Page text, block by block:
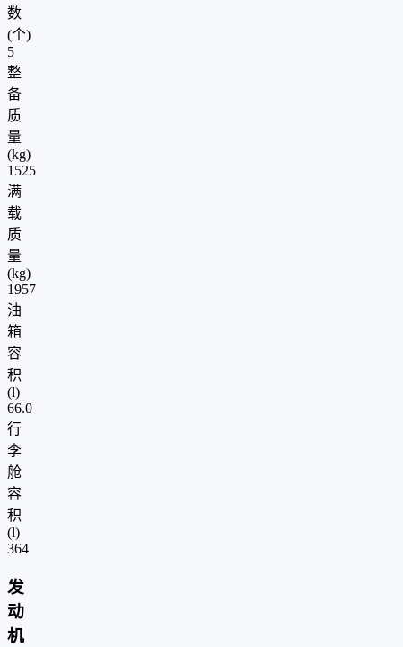
数
(个)
5
整
备
质
量
(kg)
1525
满
载
质
量
(kg)
1957
油
箱
容
积
(l)
66.0
行
李
舱
容
积
(l)
364
发
动
机